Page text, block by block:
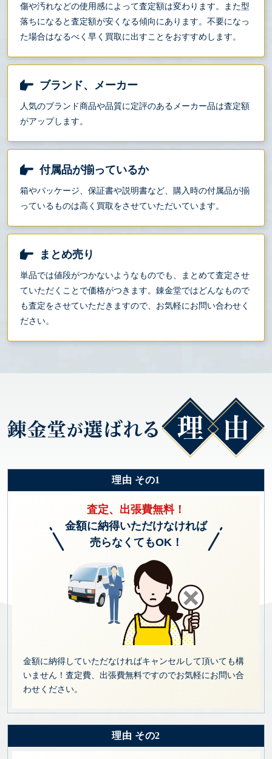
傷や汚れなどの使用感によって査定額は変わります。また型
落ちになると査定額が安くなる傾向にあります。不要になっ
た場合はなるべく早く買取に出すことをおすすめします。
ブランド、メーカー
人気のブランド商品や品質に定評のあるメーカー品は査定額
がアップします。
付属品が揃っているか
箱やパッケージ、保証書や説明書など、購入時の付属品が揃
っているものは高く買取をさせていただいています。
まとめ売り
単品では値段がつかないようなものでも、まとめて査定させ
ていただくことで価格がつきます。錬金堂ではどんなもので
も査定をさせていただきますので、お気軽にお問い合わせく
ださい。
理由 その1
査定、出張費無料！
金額に納得いただけなければ
売らなくてもOK！
金額に納得していただなければキャンセルして頂いても構
いません！査定費、出張費無料ですのでお気軽にお問い合
わせください。
理由 その2